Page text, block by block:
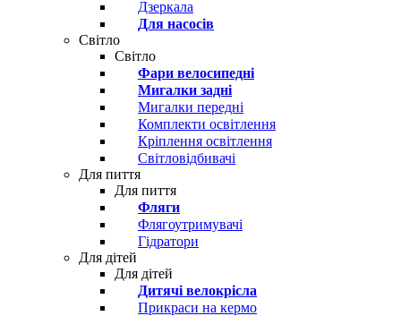
Дзеркала
Для насосів
Світло
Світло
Фари велосипедні
Мигалки задні
Мигалки передні
Комплекти освітлення
Кріплення освітлення
Світловідбивачі
Для пиття
Для пиття
Фляги
Флягоутримувачі
Гідратори
Для дітей
Для дітей
Дитячі велокрісла
Прикраси на кермо